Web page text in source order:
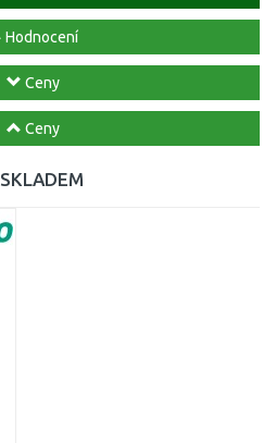
Hodnocení
Ceny
Ceny
SKLADEM